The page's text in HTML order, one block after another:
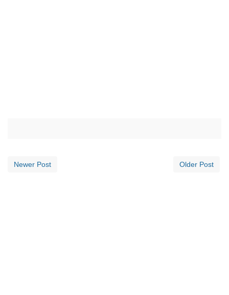
Newer Post Older Post